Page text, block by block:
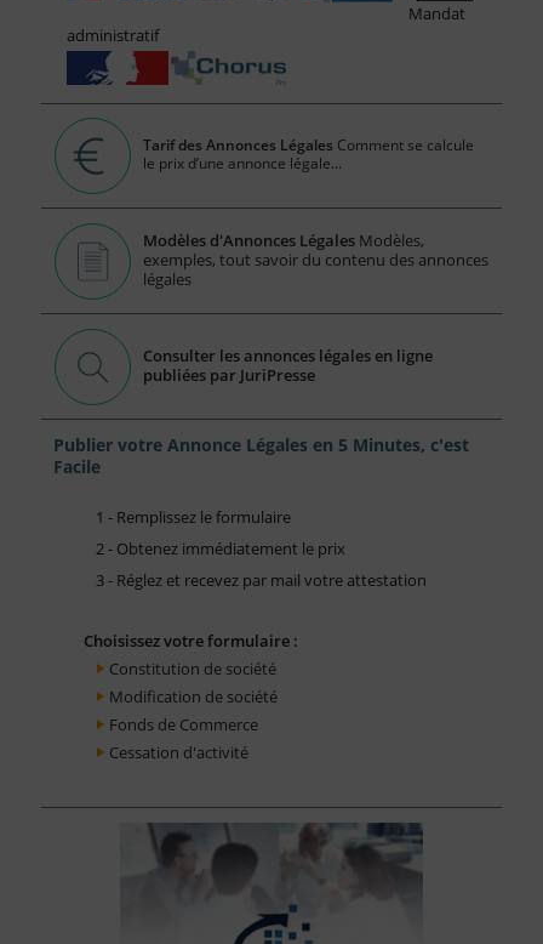
Mandat
administratif
Tarif des Annonces Légales Comment se calcule
le prix d’une annonce légale...
Modèles d'Annonces Légales Modèles,
exemples, tout savoir du contenu des annonces
légales
Consulter les annonces légales en ligne
publiées par JuriPresse
Publier votre Annonce Légales en 5 Minutes, c'est
Facile
1 - Remplissez le formulaire
2 - Obtenez immédiatement le prix
3 - Réglez et recevez par mail votre attestation
Choisissez votre formulaire :
Constitution de société
Modification de société
Fonds de Commerce
Cessation d'activité